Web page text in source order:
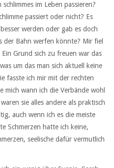
im Leben passieren?
passiert oder nicht? Es
werden oder gab es doch
der Bahn werfen könnte? Mir fiel
Grund sich zu freuen war das
um das man sich aktuell keine
fasste ich mir mit der rechten
wann ich die Verbände wohl
sie alles andere als praktisch
auch wenn ich es die meiste
Schmerzen hatte ich keine,
seelische dafür vermutlich